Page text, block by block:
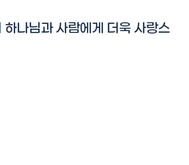
나님과 사람에게 더욱 사랑스